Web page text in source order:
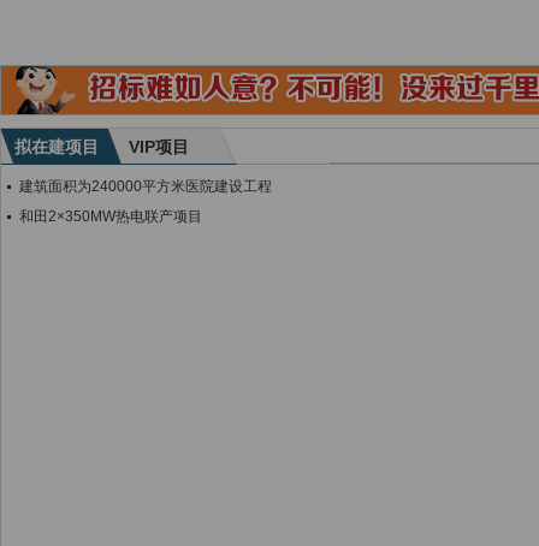
拟在建项目 VIP项目
建筑面积为240000平方米医院建设工程
和田2×350MW热电联产项目